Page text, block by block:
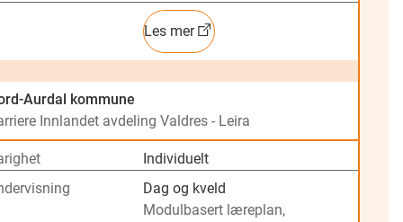
Les mer
Aurdal kommune
Innlandet avdeling Valdres - Leira
Individuelt
Dag og kveld
Modulbasert læreplan,